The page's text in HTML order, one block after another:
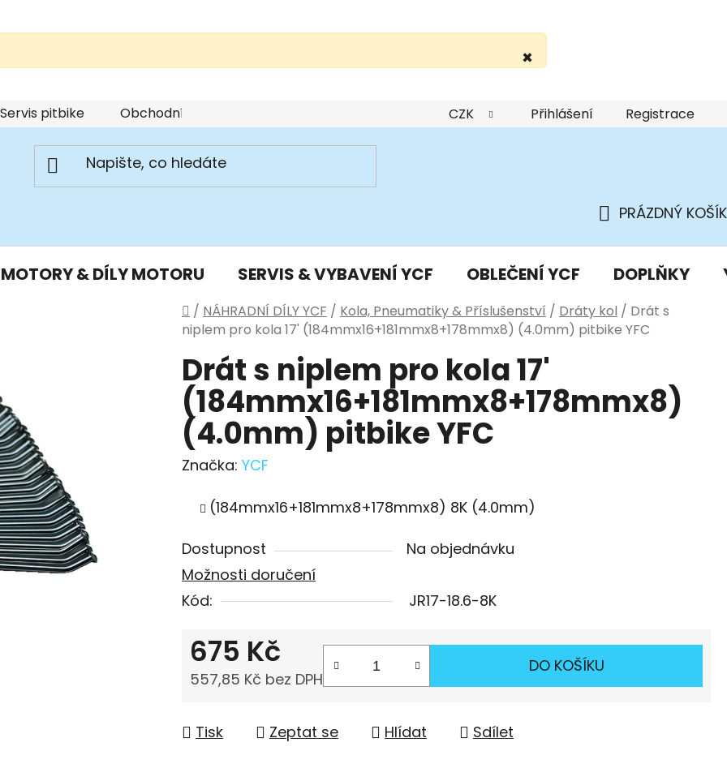
×
Servis pitbike Obchodní podmínky Podmínky ochrany osobních údajů
CZK Přihlášení Registrace
KOŠÍK
PRÁZDNÝ KOŠÍK
MOTORY & DÍLY MOTORU SERVIS & VYBAVENÍ YCF OBLEČENÍ YCF DOPLŇKY
Domů
/ NÁHRADNÍ DÍLY YCF / Kola, Pneumatiky & Příslušenství / Dráty kol / Drát s
niplem pro kola 17' (184mmx16+181mmx8+178mmx8) (4.0mm) pitbike YFC
Drát s niplem pro kola 17'
(184mmx16+181mmx8+178mmx8)
(4.0mm) pitbike YFC
Značka: YCF
(184mmx16+181mmx8+178mmx8) 8K (4.0mm)
Dostupnost
Na objednávku
Možnosti doručení
Kód:
JR17-18.6-8K
675 Kč
557,85 Kč bez DPH
DO KOŠÍKU
Tisk Zeptat se Hlídat Sdílet